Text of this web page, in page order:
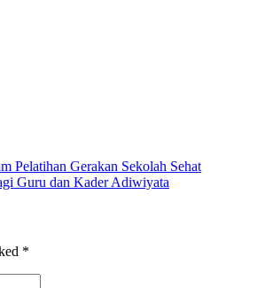
Pelatihan Gerakan Sekolah Sehat
Guru dan Kader Adiwiyata
*